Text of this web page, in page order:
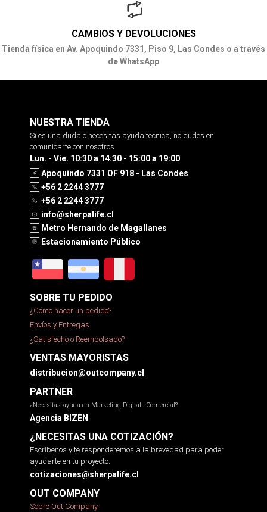
CAMBIOS Y DEVOLUCIONES
Tienda física en Av. Apoquindo 7331, Piso 9, Las Condes o a través
de WhatsApp
NUESTRA TIENDA
Si es una duda o necesitas ayuda tecnica, no dudes en
comunicarte con nosotros
Lun. - Vie. 10:30 a 14:30 - 15:00 a 19:00
Apoquindo 7331 OF 918 - Las Condes
+56 2 2244 3777
+56 2 2244 3777
info@sherpalife.cl
Metro Hernando de Magallanes
Estacionamiento Público
SOBRE TU PEDIDO
¿Cómo hacer un pedido?
Envíos y Entregas
¿Satisfecho o Reembolsado?
VENTAS MAYORISTAS
distribucion@outcompany.cl
PARTNER
¿Necesitas ayuda en Marketing Digital - Comercial?
Agencia BIZEN
¿NECESITAS UNA COTIZACIÓN?
Escríbenos y te responderemos a la brevedad para poder
ayudarte en tu proyecto.
cotizaciones@sherpalife.cl
OUT COMPANY
Sobre Out Company